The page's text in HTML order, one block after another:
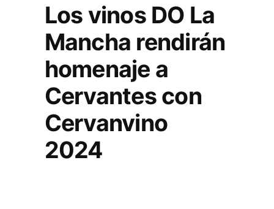
Los vinos DO La
Mancha rendirán
homenaje a
Cervantes con
Cervanvino
2024